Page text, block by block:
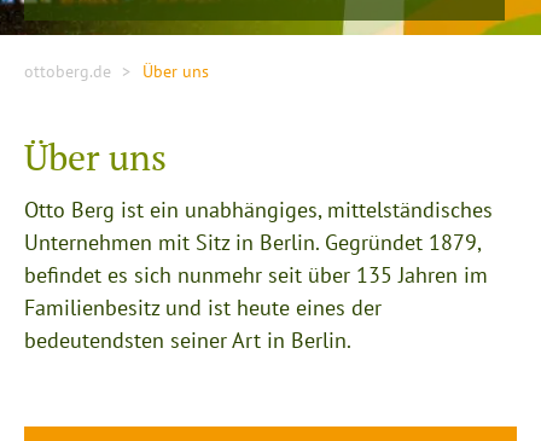
ottoberg.de Über uns
Über uns
Otto Berg ist ein unabhängiges, mittelständisches
Unternehmen mit Sitz in Berlin. Gegründet 1879,
befindet es sich nunmehr seit über 135 Jahren im
Familienbesitz und ist heute eines der
bedeutendsten seiner Art in Berlin.